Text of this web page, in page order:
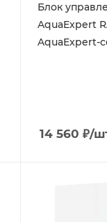
Блок
AquaExpert
AquaExpert-
14 560 ₽/